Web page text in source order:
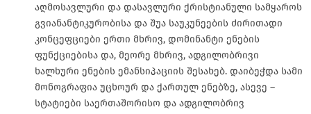
აღმოსავლური და დასავლური ქრისტიანული სამყაროს
გვიანანტიკურობისა და შუა საუკუნეების ძირითადი
კონცეფციები ერთი მხრივ, დომინანტი ენების
ფუნქციებისა და, მეორე მხრივ, ადგილობრივი
ხალხური ენების ემანსიპაციის შესახებ. დაიბეჭდა სამი
მონოგრაფია უცხოურ და ქართულ ენებზე, ასევე –
სტატიები საერთაშორისო და ადგილობრივ